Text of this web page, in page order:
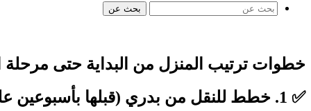
بحث عن
خطوات ترتيب المنزل من البداية حتى مرحلة
✅ 1. خطط للنقل من بدري (قبلها بأسبوعين على الأقل)